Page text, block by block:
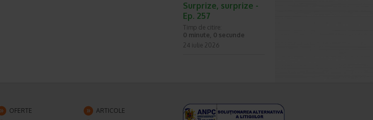
Surprize, surprize -
Ep. 257
Timp de citire:
0 minute, 0 secunde
24 iulie 2026
OFERTE
ARTICOLE